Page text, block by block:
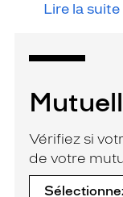
Lire la suite
Vérifiez si
de votre